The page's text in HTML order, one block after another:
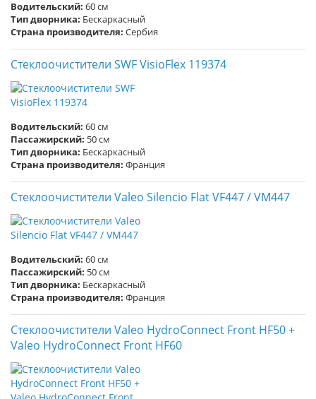
Водительский: 60 см
Тип дворника: Бескаркасный
Страна производителя: Сербия
Стеклоочистители SWF VisioFlex 119374
Водительский: 60 см
Пассажирский: 50 см
Тип дворника: Бескаркасный
Страна производителя: Франция
Стеклоочистители Valeo Silencio Flat VF447 / VM447
Водительский: 60 см
Пассажирский: 50 см
Тип дворника: Бескаркасный
Страна производителя: Франция
Стеклоочистители Valeo HydroConnect Front HF50 +
Valeo HydroConnect Front HF60